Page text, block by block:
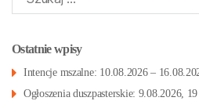
Ostatnie wpisy
Intencje mszalne: 10.08.2026 –
Ogłoszenia duszpasterskie: 9.08.2026,